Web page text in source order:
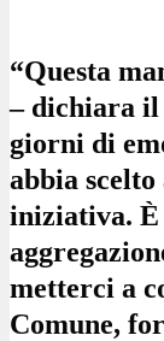
“Questa
– dichiara il
giorni di
abbia
iniziativa. È
metterci a
Comune,